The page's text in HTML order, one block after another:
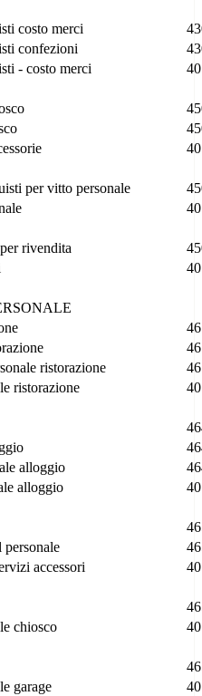
costo merci
confezioni
- costo merci 40
40
per vitto personale
40
rivendita
40
ristorazione
ristorazione 40
alloggio
alloggio 40
personale
accessori 40
chiosco 40
garage 40